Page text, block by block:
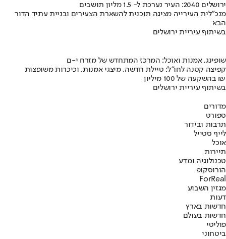
ירושלים 2040: העיר נערכת ל- 1.5 מליון תושבים
מנכ"לית העירייה מציגה תוכנית להשארת הצעירים ובניית עתיד הדור
הבא
בשיתוף עיריית ירושלים
שופינג, אמנות ואוכל: המרכז המתחדש של מזרח י-ם
קפיצה קטנה לחו"ל: טיילת חדשה, מיצגי אמנות, וכיכרות משופצות
בהשקעה של 100 מיליון ₪
בשיתוף עיריית ירושלים
מדורים
ספורט
תרבות ובידור
לייף סטייל
אוכל
תיירות
טכנולוגיה ומדע
הורוסקופ
ForReal
מגזין השבוע
דעות
חדשות בארץ
חדשות בעולם
פוליטי
ביטחוני